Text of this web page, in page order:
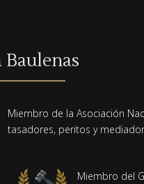
Miembro de la Asociación
tasadores, peritos y
Miembro del